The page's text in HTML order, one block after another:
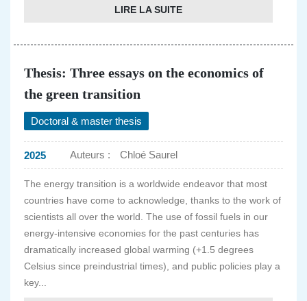
LIRE LA SUITE
Thesis: Three essays on the economics of
the green transition
Doctoral & master thesis
2025 Auteurs : Chloé Saurel
The energy transition is a worldwide endeavor that most
countries have come to acknowledge, thanks to the work of
scientists all over the world. The use of fossil fuels in our
energy-intensive economies for the past centuries has
dramatically increased global warming (+1.5 degrees
Celsius since preindustrial times), and public policies play a
key...